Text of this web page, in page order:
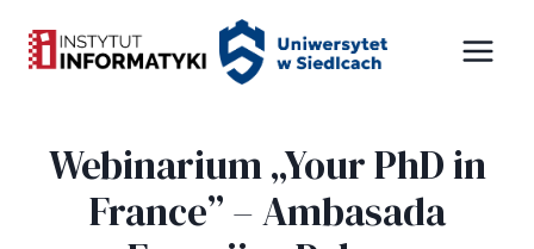
Panel zarządzania plikami cookies
treści
Webinarium „Your PhD in
France” – Ambasada